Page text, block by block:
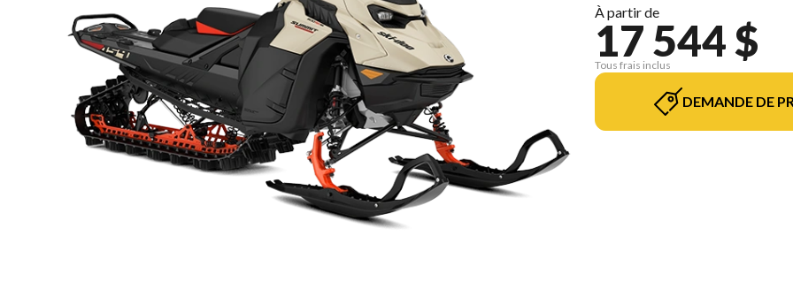
À partir de
17 544 $
Tous frais inclus
DEMANDE DE